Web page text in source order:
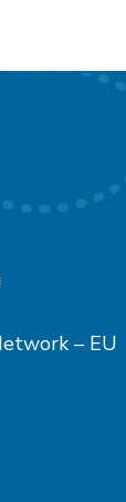
– EU